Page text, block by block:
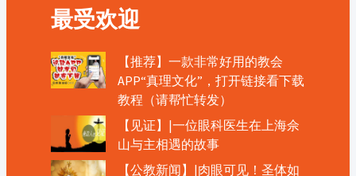
最受欢迎
【推荐】一款非常好用的教会
APP“真理文化”，打开链接看下载
教程（请帮忙转发）
【见证】|一位眼科医生在上海佘
山与主相遇的故事
【公教新闻】|肉眼可见！圣体如